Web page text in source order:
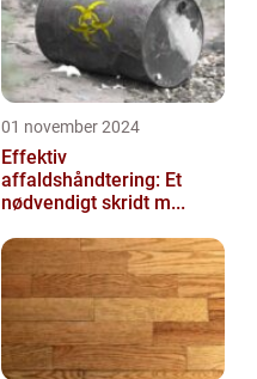
01 november 2024
Effektiv
affaldshåndtering: Et
nødvendigt skridt m...